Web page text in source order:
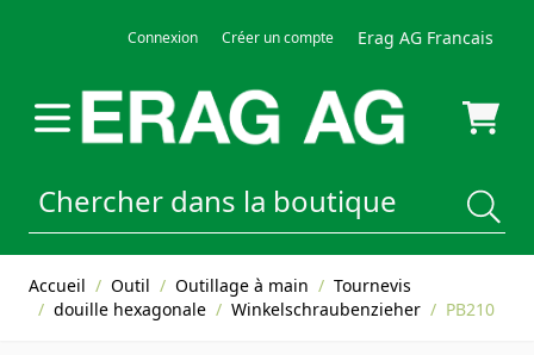
Connexion Créer un compte Erag AG Francais
Accueil / Outil / Outillage à main / Tournevis
/ douille hexagonale / Winkelschraubenzieher / PB210